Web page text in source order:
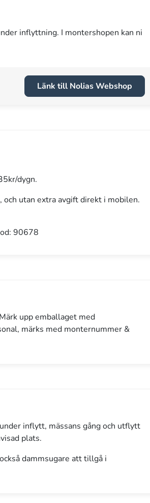
inflyttning. I montershopen kan ni
Länk till Nolias Webshop
dygn.
utan extra avgift direkt i mobilen.
90678
upp emballaget med
märks med monternummer &
inflytt, mässans gång och utflytt
plats.
dammsugare att tillgå i